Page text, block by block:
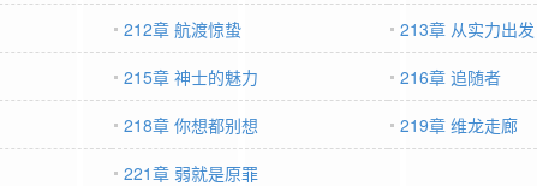
212章 航渡惊蛰
213章 从实力出发
215章 神士的魅力
216章 追随者
218章 你想都别想
219章 维龙走廊
221章 弱就是原罪